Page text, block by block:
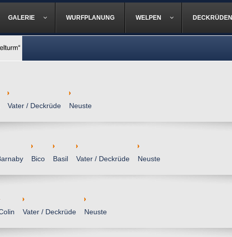
GALERIE WURFPLANUNG WELPEN DECKRÜDEN
Vater / Deckrüde Neuste
Bico Basil Vater / Deckrüde Neuste
Vater / Deckrüde Neuste